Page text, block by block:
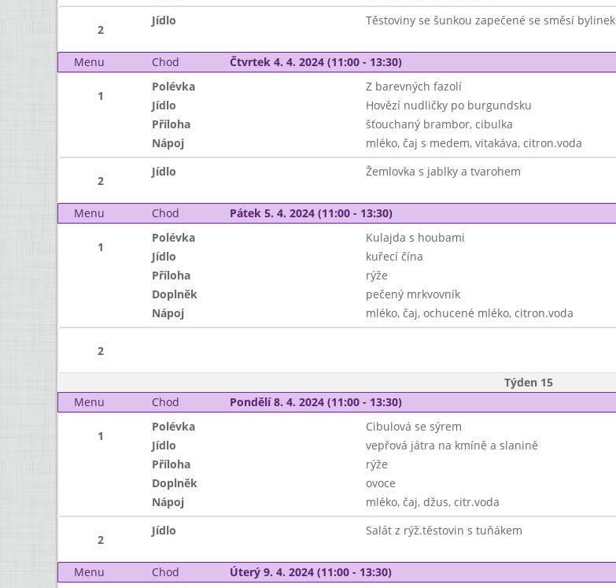
2
Jídlo Těstoviny se šunkou zapečené se směsí bylinek
Menu Chod Čtvrtek 4. 4. 2024 (11:00 - 13:30)
1
Polévka Z barevných fazolí
Jídlo
Hovězí nudličky po burgundsku
Příloha
šťouchaný brambor, cibulka
Nápoj
mléko, čaj s medem, vitakáva, citron.voda
2
Jídlo Žemlovka s jablky a tvarohem
Menu Chod Pátek 5. 4. 2024 (11:00 - 13:30)
1
Polévka Kulajda s houbami
Jídlo
kuřecí čína
Příloha
rýže
Doplněk
pečený mrkvovník
Nápoj
mléko, čaj, ochucené mléko, citron.voda
2
Týden 15
Menu
Chod Pondělí 8. 4. 2024 (11:00 - 13:30)
1
Polévka Cibulová se sýrem
Jídlo
vepřová játra na kmíně a slanině
Příloha
rýže
Doplněk
ovoce
Nápoj
mléko, čaj, džus, citr.voda
2
Jídlo Salát z rýž.těstovin s tuňákem
Menu Chod Úterý 9. 4. 2024 (11:00 - 13:30)